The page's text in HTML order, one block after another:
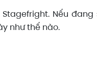
Nếu
như thế nào.